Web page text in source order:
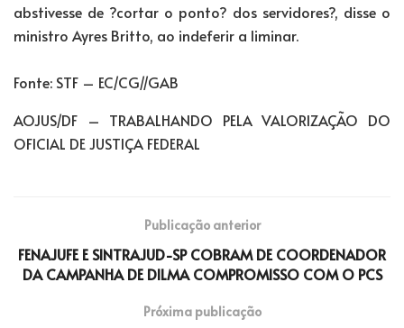
abstivesse de ?cortar o ponto? dos servidores?, disse o
ministro Ayres Britto, ao indeferir a liminar.
Fonte: STF – EC/CG//GAB
AOJUS/DF – TRABALHANDO PELA VALORIZAÇÃO DO
OFICIAL DE JUSTIÇA FEDERAL
Publicação anterior
FENAJUFE E SINTRAJUD-SP COBRAM DE COORDENADOR
DA CAMPANHA DE DILMA COMPROMISSO COM O PCS
Próxima publicação